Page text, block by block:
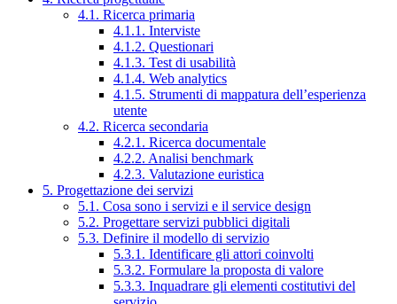
4.1. Ricerca primaria
4.1.1. Interviste
4.1.2. Questionari
4.1.3. Test di usabilità
4.1.4. Web analytics
4.1.5. Strumenti di mappatura dell’esperienza
utente
4.2. Ricerca secondaria
4.2.1. Ricerca documentale
4.2.2. Analisi benchmark
4.2.3. Valutazione euristica
5. Progettazione dei servizi
5.1. Cosa sono i servizi e il service design
5.2. Progettare servizi pubblici digitali
5.3. Definire il modello di servizio
5.3.1. Identificare gli attori coinvolti
5.3.2. Formulare la proposta di valore
5.3.3. Inquadrare gli elementi costitutivi del